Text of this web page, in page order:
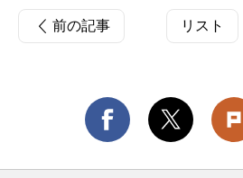
前の記事 リスト